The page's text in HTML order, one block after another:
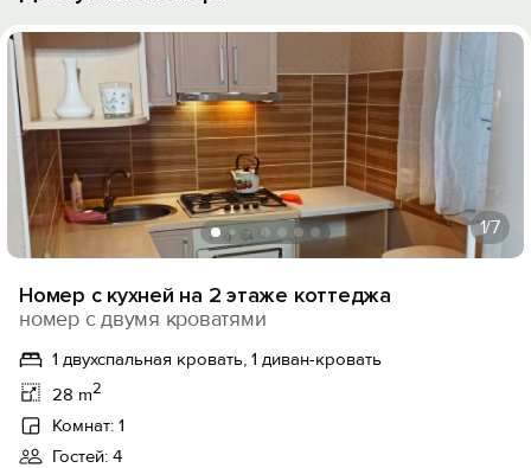
1/7
Номер с кухней на 2 этаже коттеджа
номер с двумя кроватями
1 двухспальная кровать, 1 диван-кровать
28 m2
Комнат: 1
Гостей: 4